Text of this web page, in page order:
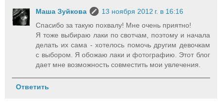
Маша Зуйкова
13 ноября 2012 г. в 16:16
Спасибо за такую похвалу! Мне очень приятно!
Я тоже выбираю лаки по свотчам, поэтому и начала
делать их сама - хотелось помочь другим девочкам
с выбором. Я обожаю лаки и фотографию. Этот блог
дает мне возможность совместить мои увлечения.
Ответить